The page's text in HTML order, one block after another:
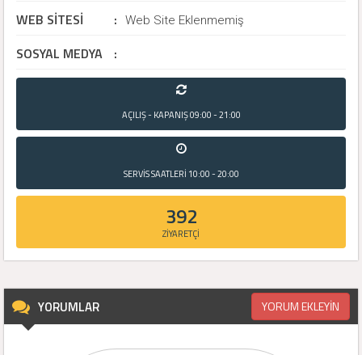
WEB SİTESİ : Web Site Eklenmemiş
SOSYAL MEDYA :
AÇILIŞ - KAPANIŞ09:00 - 21:00
SERVİS SAATLERİ 10:00 - 20:00
392
ZİYARETÇİ
YORUMLAR YORUM EKLEYİN